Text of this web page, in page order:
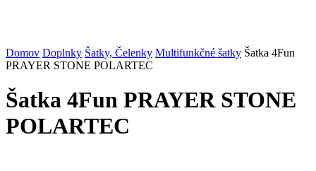
Domov Doplnky Šatky, Čelenky Multifunkčné šatky Šatka 4Fun
PRAYER STONE POLARTEC
Šatka 4Fun PRAYER STONE
POLARTEC